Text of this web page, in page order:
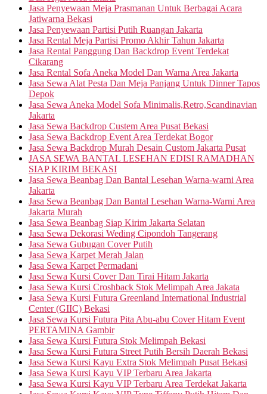
Jasa Penyewaan Meja Prasmanan Untuk Berbagai Acara
Jatiwarna Bekasi
Jasa Penyewaan Partisi Putih Ruangan Jakarta
Jasa Rental Meja Partisi Promo Akhir Tahun Jakarta
Jasa Rental Panggung Dan Backdrop Event Terdekat
Cikarang
Jasa Rental Sofa Aneka Model Dan Warna Area Jakarta
Jasa Sewa Alat Pesta Dan Meja Panjang Untuk Dinner Tapos
Depok
Jasa Sewa Aneka Model Sofa Minimalis,Retro,Scandinavian
Jakarta
Jasa Sewa Backdrop Custem Area Pusat Bekasi
Jasa Sewa Backdrop Event Area Terdekat Bogor
Jasa Sewa Backdrop Murah Desain Custom Jakarta Pusat
JASA SEWA BANTAL LESEHAN EDISI RAMADHAN
SIAP KIRIM BEKASI
Jasa Sewa Beanbag Dan Bantal Lesehan Warna-warni Area
Jakarta
Jasa Sewa Beanbag Dan Bantal Lesehan Warna-Warni Area
Jakarta Murah
Jasa Sewa Beanbag Siap Kirim Jakarta Selatan
Jasa Sewa Dekorasi Weding Cipondoh Tangerang
Jasa Sewa Gubugan Cover Putih
Jasa Sewa Karpet Merah Jalan
Jasa Sewa Karpet Permadani
Jasa Sewa Kursi Cover Dan Tirai Hitam Jakarta
Jasa Sewa Kursi Croshback Stok Melimpah Area Jakata
Jasa Sewa Kursi Futura Greenland International Industrial
Center (GIIC) Bekasi
Jasa Sewa Kursi Futura Pita Abu-abu Cover Hitam Event
PERTAMINA Gambir
Jasa Sewa Kursi Futura Stok Melimpah Bekasi
Jasa Sewa Kursi Futura Street Putih Bersih Daerah Bekasi
Jasa Sewa Kursi Kayu Extra Stok Melimpah Pusat Bekasi
Jasa Sewa Kursi Kayu VIP Terbaru Area Jakarta
Jasa Sewa Kursi Kayu VIP Terbaru Area Terdekat Jakarta